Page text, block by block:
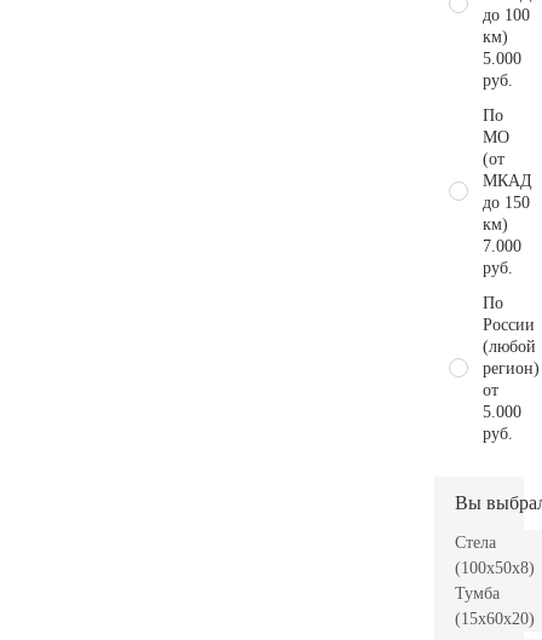
до 100
км)
5.000
руб.
По
МО
(от
МКАД
до 150
км)
7.000
руб.
По
России
(любой
регион)
от
5.000
руб.
Вы
Стела
(100x50x8)
Тумба
(15x60x20)